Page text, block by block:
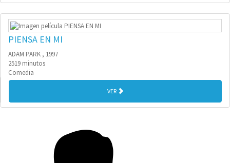
PIENSA EN MI
ADAM PARK , 1997
2519 minutos
Comedia
VER